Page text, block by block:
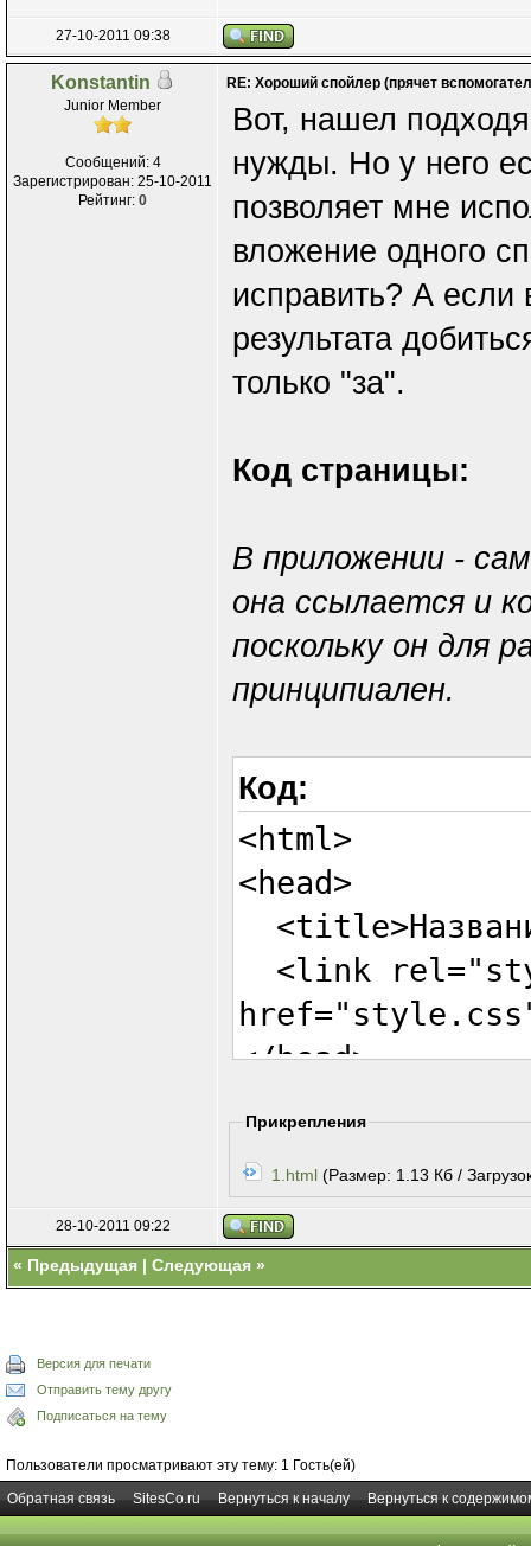
27-10-2011 09:38
Konstantin
Junior Member
Сообщений: 4
Зарегистрирован: 25-10-2011
Рейтинг: 0
RE: Хороший спойлер (прячет
Вот, нашел
нужды. Но у него
позволяет мне
вложение одного
исправить? А если
результата
только "за".
Код страницы:
В приложении -
она ссылается и
поскольку он для
принципиален.
Код:
<html>
<head>
<link
</head>
<div
<div
<div
var
Прикрепления
1.html(Размер: 1.13 Кб /
28-10-2011 09:22
« Предыдущая | Следующая »
Версия для печати
Отправить тему другу
Подписаться на тему
Пользователи просматривают эту тему: 1 Гость(ей)
Обратная связь
SitesCo.ru Вернуться к началу Вернуться к